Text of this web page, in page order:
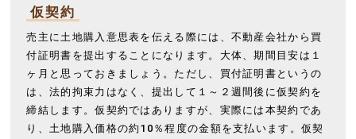
仮契約
売主に土地購入意思表を伝える際には、不動産会社から買
付証明書を提出することになります。大体、期間目安は１
ヶ月と思っておきましょう。ただし、買付証明書というの
は、法的拘束力はなく、提出して１～２週間後に仮契約を
締結します。仮契約ではありますが、実際には本契約であ
り、土地購入価格の約10％程度の金額を支払います。仮契